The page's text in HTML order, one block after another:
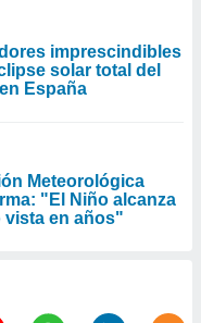
imprescindibles
solar total del
España
Meteorológica
"El Niño alcanza
vista en años"